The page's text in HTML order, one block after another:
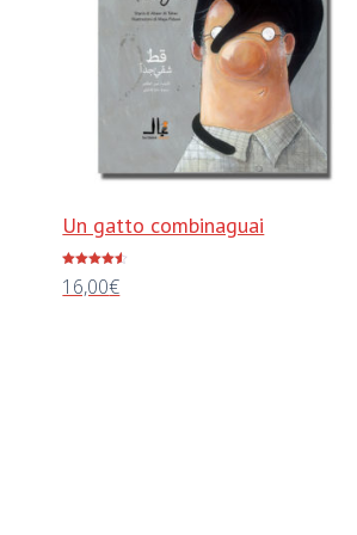
Un gatto combinaguai
4.50
su 5
16,00€